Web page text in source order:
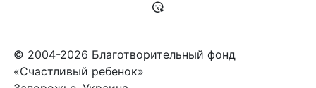
© 2004-2026 Благотворительный фонд
«Счастливый ребенок»